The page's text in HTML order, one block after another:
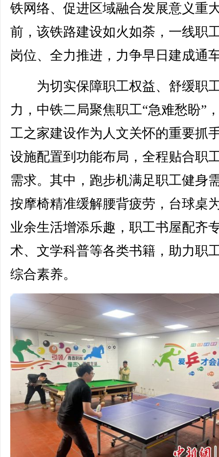
铁网络、促进区域融合发展意义重
前，该铁路建设如火如荼，一线职
岗位、全力推进，力争早日建成通
为切实保障职工权益、舒缓职
力，中铁二局聚焦职工“急难愁盼”
工之家建设作为人文关怀的重要抓
设施配置到功能布局，全程贴合职
需求。其中，跑步机满足职工健身
按摩椅精准缓解腰背疲劳，台球桌
业余生活增添乐趣，职工书屋配齐
术、文学科普等各类书籍，助力职
综合素养。